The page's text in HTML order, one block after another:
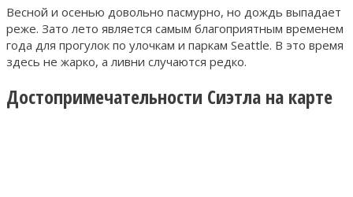
Весной и осенью довольно пасмурно, но дождь выпадает
реже. Зато лето является самым благоприятным временем
года для прогулок по улочкам и паркам Seattle. В это время
здесь не жарко, а ливни случаются редко.
Достопримечательности Сиэтла на карте